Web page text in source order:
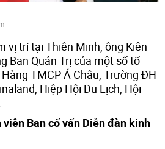
vị trí tại Thiên Minh, ông Kiên
Ban Quản Trị của một số tổ
TMCP Á Châu, Trường ĐH
Hiệp Hội Du Lịch, Hội
Ban cố vấn Diễn đàn kinh